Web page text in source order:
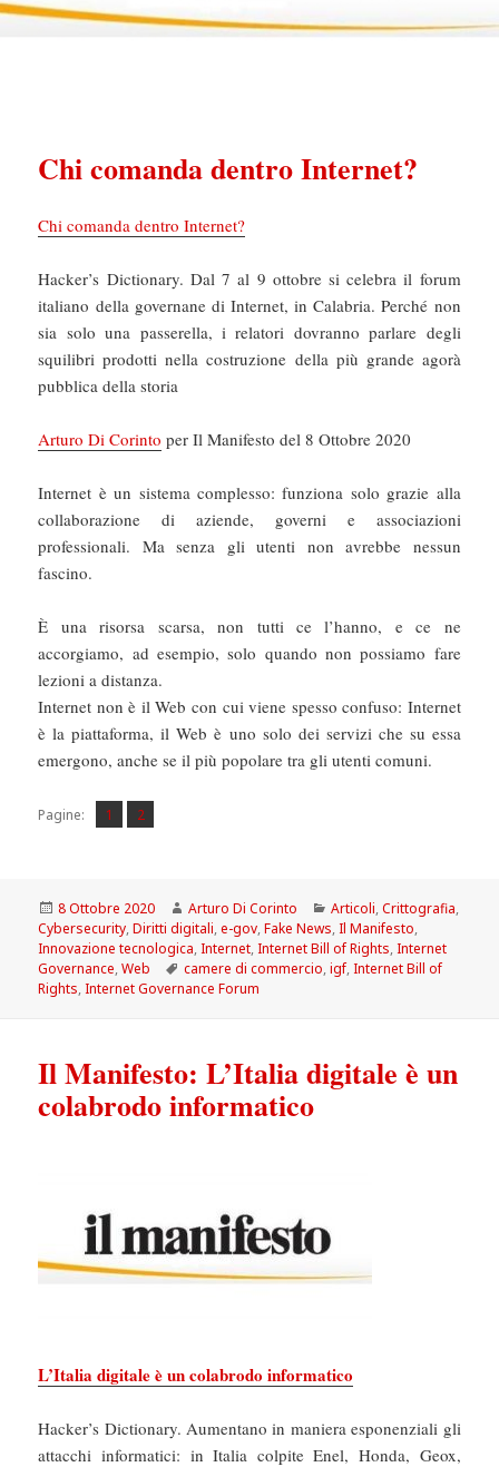
Chi comanda dentro Internet?
Chi comanda dentro Internet?
Hacker’s Dictionary. Dal 7 al 9 ottobre si celebra il forum
italiano della governane di Internet, in Calabria. Perché non
sia solo una passerella, i relatori dovranno parlare degli
squilibri prodotti nella costruzione della più grande agorà
pubblica della storia
Arturo Di Corinto per Il Manifesto del 8 Ottobre 2020
Internet è un sistema complesso: funziona solo grazie alla
collaborazione di aziende, governi e associazioni
professionali. Ma senza gli utenti non avrebbe nessun
fascino.
È una risorsa scarsa, non tutti ce l’hanno, e ce ne
accorgiamo, ad esempio, solo quando non possiamo fare
lezioni a distanza.
Internet non è il Web con cui viene spesso confuso: Internet
è la piattaforma, il Web è uno solo dei servizi che su essa
emergono, anche se il più popolare tra gli utenti comuni.
Pagine: Pagina
1 ,
Pagina
2
Scritto
il
8 Ottobre 2020 Autore
Arturo Di Corinto Categorie
Articoli,Crittografia,
Cybersecurity,Diritti digitali,e-gov,Fake News,Il Manifesto,
Innovazione tecnologica,Internet,Internet Bill of Rights,Internet
Governance,Web Tag
camere di commercio,igf,Internet Bill of
Rights,Internet Governance Forum
Il Manifesto: L’Italia digitale è un
colabrodo informatico
L’Italia digitale è un colabrodo informatico
Hacker’s Dictionary. Aumentano in maniera esponenziali gli
attacchi informatici: in Italia colpite Enel, Honda, Geox,